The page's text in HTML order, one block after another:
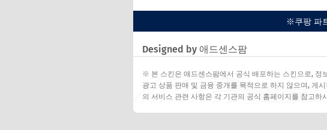
※쿠팡 파
Designed by 애드센스팜
※ 본 스킨은 애드센스팜에서 공식 배포하는 스킨으로, 정
광고 상품 판매 및 금융 중개를 목적으로 하지 않으며, 게
의 서비스 관련 사항은 각 기관의 공식 홈페이지를 참고하